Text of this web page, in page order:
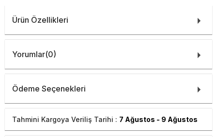
Ürün Özellikleri
Yorumlar(0)
Ödeme Seçenekleri
Tahmini Kargoya Veriliş Tarihi : 7 Ağustos - 9 Ağustos